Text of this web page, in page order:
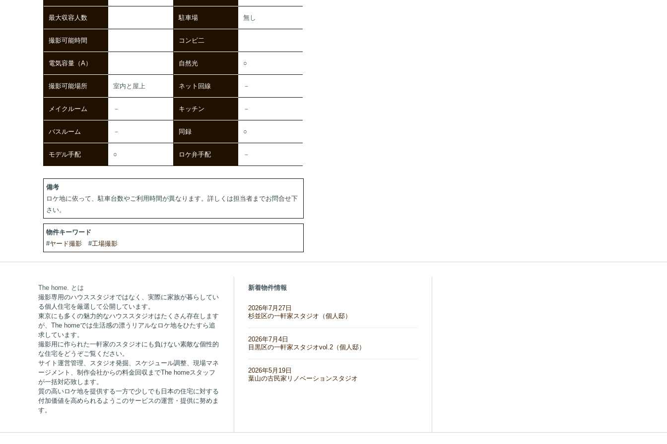
最大収容人数 駐車場 無し
撮影可能時間 コンビ二
電気容量（A） 自然光 ○
撮影可能場所 室内と屋上 ネット回線 －
メイクルーム － キッチン －
バスルーム － 同録 ○
モデル手配 ○ ロケ弁手配 －
備考
ロケ地に依って、駐車台数やご利用時間が異なります。詳しくは担当者までお問合せ下
さい。
物件キーワード
#ヤード撮影 #工場撮影
The home. とは
撮影専用のハウススタジオではなく、実際に家族が暮らしてい
る個人住宅を厳選して公開しています。
東京にも多くの魅力的なハウススタジオはたくさん存在します
が、The homeでは生活感の漂うリアルなロケ地をひたすら追
求しています。
新着物件情報
2026年7月27日